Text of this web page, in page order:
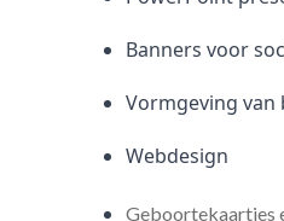
Banners voor
Vormgeving van
Webdesign
Geboortekaartjes